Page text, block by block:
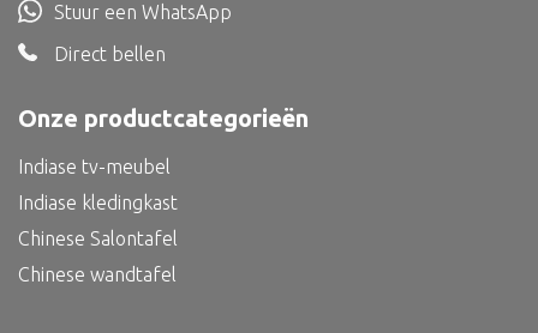
Alle textiel
Kussen
Kelim
Onze productcategorieën
Indiase tv-meubel
Indiase kledingkast
Chinese Salontafel
Chinese wandtafel
Stuur een WhatsApp
Direct bellen